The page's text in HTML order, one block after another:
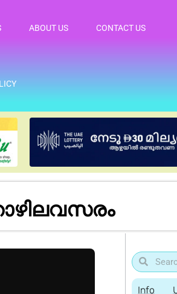
ABOUT US CONTACT US
Info